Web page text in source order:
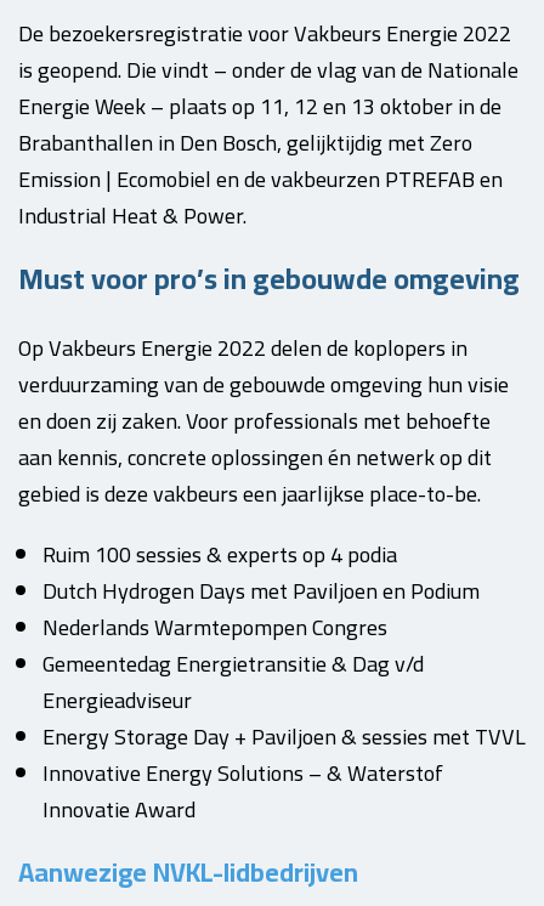
De bezoekersregistratie voor Vakbeurs Energie 2022
is geopend. Die vindt – onder de vlag van de Nationale
Energie Week – plaats op 11, 12 en 13 oktober in de
Brabanthallen in Den Bosch, gelijktijdig met Zero
Emission | Ecomobiel en de vakbeurzen PTREFAB en
Industrial Heat & Power.
Must voor pro’s in gebouwde omgeving
Op Vakbeurs Energie 2022 delen de koplopers in
verduurzaming van de gebouwde omgeving hun visie
en doen zij zaken. Voor professionals met behoefte
aan kennis, concrete oplossingen én netwerk op dit
gebied is deze vakbeurs een jaarlijkse place-to-be.
Ruim 100 sessies & experts op 4 podia
Dutch Hydrogen Days met Paviljoen en Podium
Nederlands Warmtepompen Congres
Gemeentedag Energietransitie & Dag v/d
Energieadviseur
Energy Storage Day + Paviljoen & sessies met TVVL
Innovative Energy Solutions – & Waterstof
Innovatie Award
Aanwezige NVKL-lidbedrijven